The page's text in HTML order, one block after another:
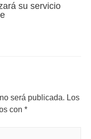
su servicio
será publicada. Los
con *